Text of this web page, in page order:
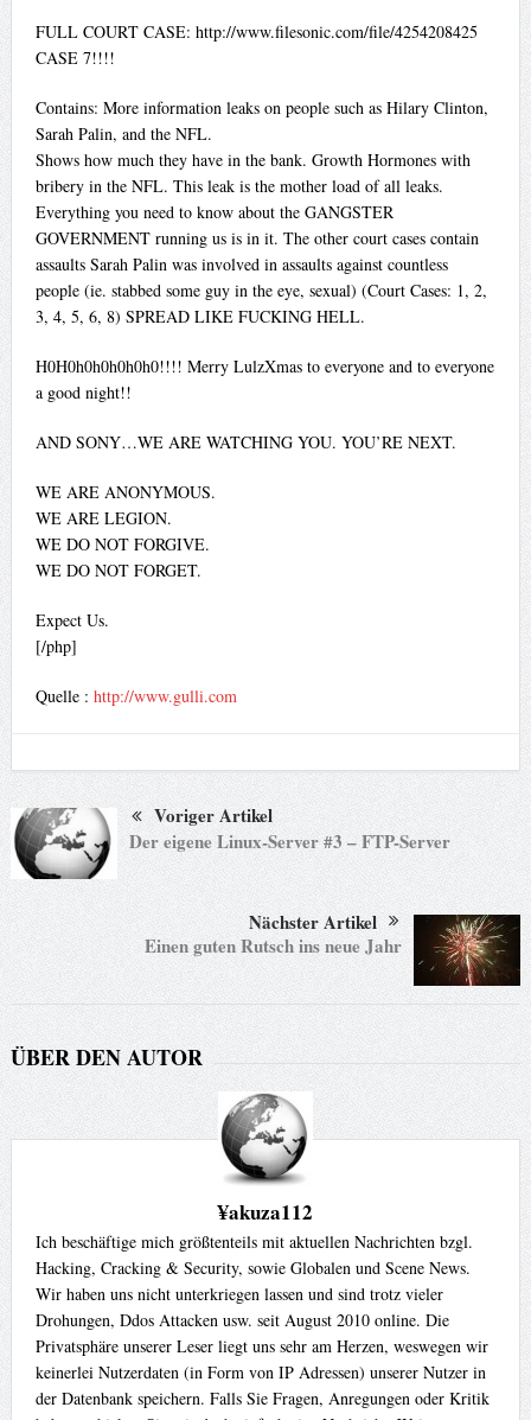
FULL COURT CASE: http://www.filesonic.com/file/4254208425
CASE 7!!!!
Contains: More information leaks on people such as Hilary Clinton,
Sarah Palin, and the NFL.
Shows how much they have in the bank. Growth Hormones with
bribery in the NFL. This leak is the mother load of all leaks.
Everything you need to know about the GANGSTER
GOVERNMENT running us is in it. The other court cases contain
assaults Sarah Palin was involved in assaults against countless
people (ie. stabbed some guy in the eye, sexual) (Court Cases: 1, 2,
3, 4, 5, 6, 8) SPREAD LIKE FUCKING HELL.
H0H0h0h0h0h0h0!!!! Merry LulzXmas to everyone and to everyone
a good night!!
AND SONY…WE ARE WATCHING YOU. YOU’RE NEXT.
WE ARE ANONYMOUS.
WE ARE LEGION.
WE DO NOT FORGIVE.
WE DO NOT FORGET.
Expect Us.
[/php]
Quelle : http://www.gulli.com
Voriger Artikel
Der eigene Linux-Server #3 – FTP-Server
Nächster Artikel
Einen guten Rutsch ins neue Jahr
ÜBER DEN AUTOR
¥akuza112
Ich beschäftige mich größtenteils mit aktuellen Nachrichten bzgl.
Hacking, Cracking & Security, sowie Globalen und Scene News.
Wir haben uns nicht unterkriegen lassen und sind trotz vieler
Drohungen, Ddos Attacken usw. seit August 2010 online. Die
Privatsphäre unserer Leser liegt uns sehr am Herzen, weswegen wir
keinerlei Nutzerdaten (in Form von IP Adressen) unserer Nutzer in
der Datenbank speichern. Falls Sie Fragen, Anregungen oder Kritik